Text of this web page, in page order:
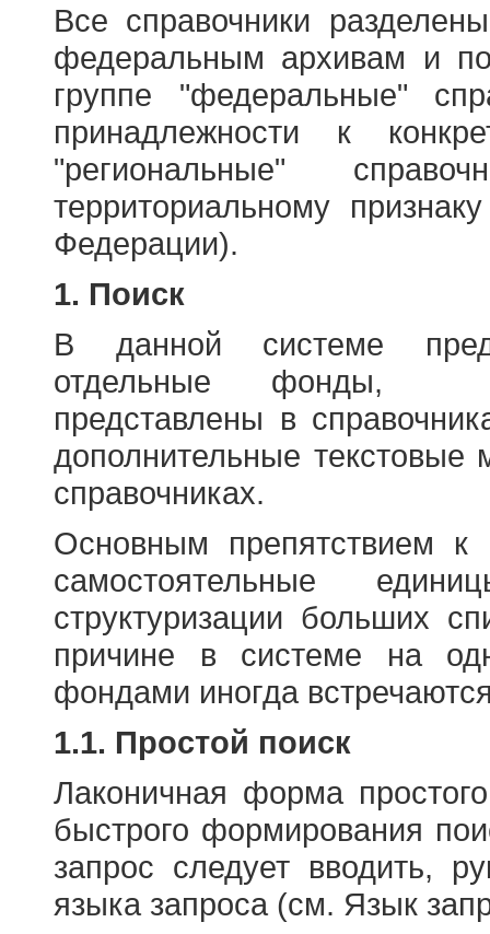
Все справочники
федеральным архивам и
группе "федеральные"
принадлежности к
"региональные"
территориальному
Федерации).
1. Поиск
В данной системе
отдельные фонды,
представлены в
дополнительные
справочниках.
Основным препятствием
самостоятельные
структуризации больших
причине в системе на
фондами иногда
1.1. Простой поиск
Лаконичная форма
быстрого формирования
запрос следует вводить,
языка запроса (см. Язык